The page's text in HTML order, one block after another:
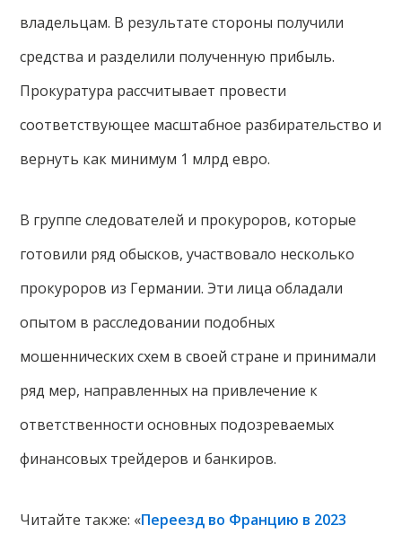
владельцам. В результате стороны получили
средства и разделили полученную прибыль.
Прокуратура рассчитывает провести
соответствующее масштабное разбирательство и
вернуть как минимум 1 млрд евро.
В группе следователей и прокуроров, которые
готовили ряд обысков, участвовало несколько
прокуроров из Германии. Эти лица обладали
опытом в расследовании подобных
мошеннических схем в своей стране и принимали
ряд мер, направленных на привлечение к
ответственности основных подозреваемых
финансовых трейдеров и банкиров.
Читайте также: «Переезд во Францию в 2023